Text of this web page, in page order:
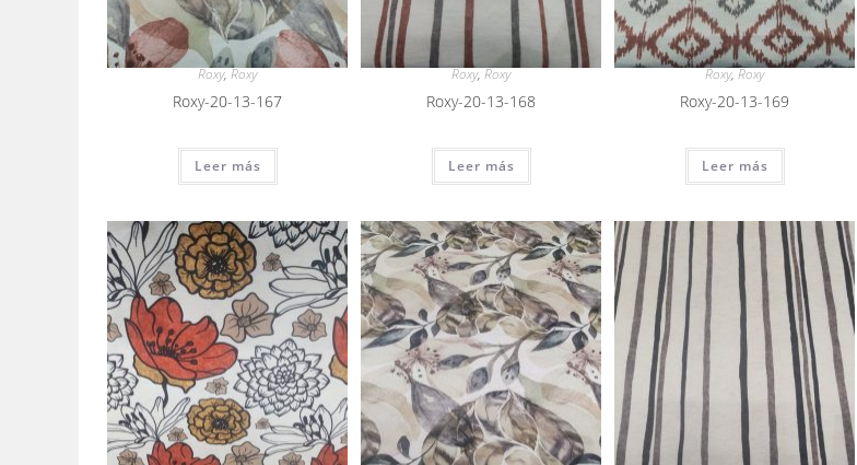
Roxy,Roxy
Roxy-20-13-167
Leer más
Roxy,Roxy
Roxy-20-13-168
Leer más
Roxy,Roxy
Roxy-20-13-169
Leer más